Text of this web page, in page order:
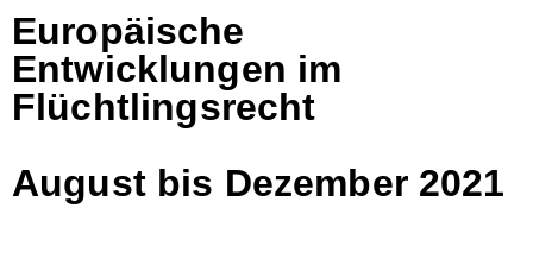
Europäische
Entwicklungen im
Flüchtlingsrecht
August bis Dezember 2021